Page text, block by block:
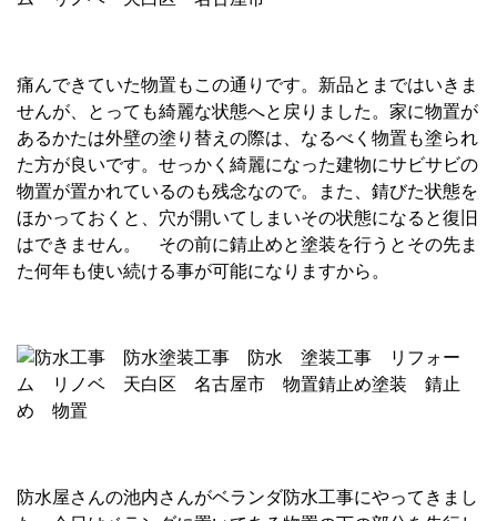
痛んできていた物置もこの通りです。新品とまではいきま
せんが、とっても綺麗な状態へと戻りました。家に物置が
あるかたは外壁の塗り替えの際は、なるべく物置も塗られ
た方が良いです。せっかく綺麗になった建物にサビサビの
物置が置かれているのも残念なので。また、錆びた状態を
ほかっておくと、穴が開いてしまいその状態になると復旧
はできません。 その前に錆止めと塗装を行うとその先ま
た何年も使い続ける事が可能になりますから。
防水屋さんの池内さんがベランダ防水工事にやってきまし